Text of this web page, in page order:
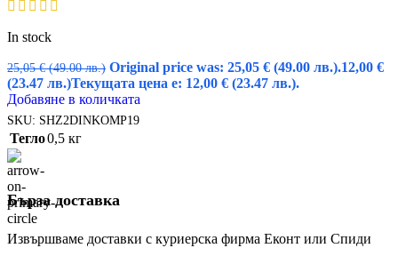
In stock
25,05€ (49.00 лв.) Original price was: 25,05 € (49.00 лв.).12,00 €
(23.47 лв.)Текущата цена е: 12,00 € (23.47 лв.).
Добавяне в количката
SKU: SHZ2DINKOMP19
Тегло0,5 кг
Бърза доставка
Извършваме доставки с куриерска фирма Еконт или Спиди